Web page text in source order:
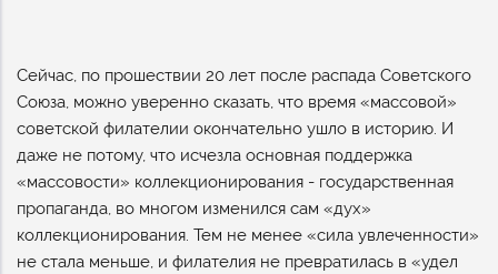
Сейчас, по прошествии 20 лет после распада Советского
Союза, можно уверенно сказать, что время «массовой»
советской филателии окончательно ушло в историю. И
даже не потому, что исчезла основная поддержка
«массовости» коллекционирования - государственная
пропаганда, во многом изменился сам «дух»
коллекционирования. Тем не менее «сила увлеченности»
не стала меньше, и филателия не превратилась в «удел